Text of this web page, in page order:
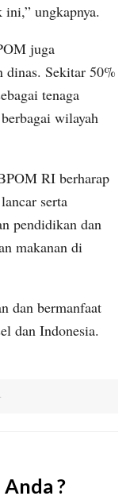
ungkapnya.
juga
dinas. Sekitar 50%
tenaga
wilayah
RI berharap
serta
pendidikan dan
makanan di
dan bermanfaat
dan Indonesia.
Anda ?